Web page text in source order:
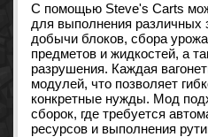
С помощью Steve's Carts
для выполнения различных
добычи блоков, сбора
предметов и жидкостей, а
разрушения. Каждая
модулей, что позволяет
конкретные нужды. Мод
сборок, где требуется
ресурсов и выполнения